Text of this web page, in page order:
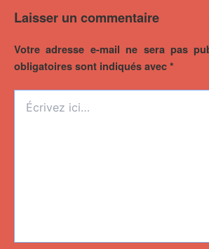
Laisser un commentaire
Votre adresse e-mail ne sera pas
obligatoires sont indiqués avec *
ici…